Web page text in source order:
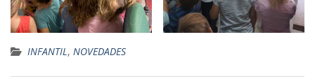
INFANTIL , NOVEDADES